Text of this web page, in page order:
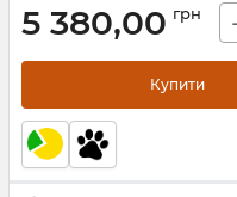
5 380,00 грн
Купити